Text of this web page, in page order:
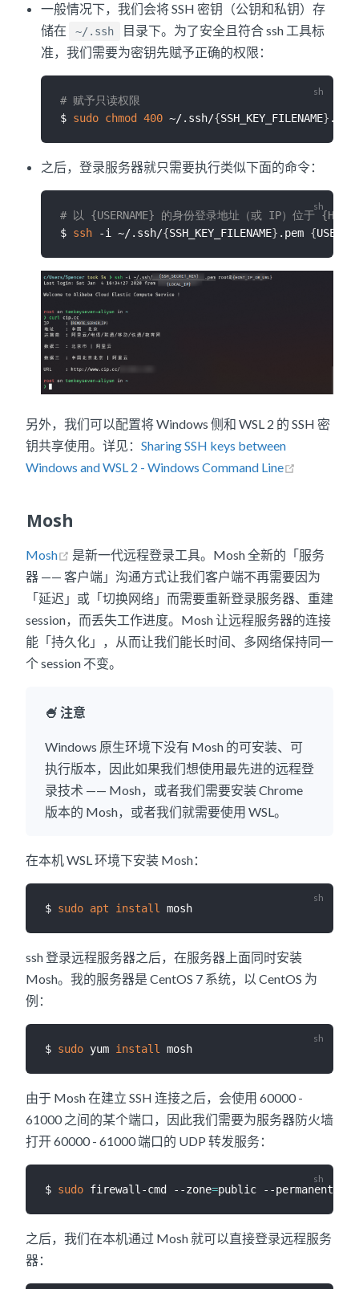
一般情况下，我们会将 SSH 密钥（公钥和私钥）存
储在
~/.ssh
目录下。为了安全且符合 ssh 工具标
准，我们需要为密钥先赋予正确的权限：
# 赋予只读权限
$ sudo chmod 400 ~/.ssh/{SSH_KEY_FILENAME}
之后，登录服务器就只需要执行类似下面的命令：
# 以 {USERNAME} 的身份登录地址（或 IP）位于
$ ssh -i ~/.ssh/{SSH_KEY_FILENAME} .pem {
另外，我们可以配置将 Windows 侧和 WSL 2 的 SSH 密
钥共享使用。详见： Sharing SSH keys between
Windows and WSL 2 - Windows Command Line
Mosh
Mosh
是新一代远程登录工具。Mosh 全新的「服务
器 —— 客户端」沟通方式让我们客户端不再需要因为
「延迟」或「切换网络」而需要重新登录服务器、重建
session，而丢失工作进度。Mosh 让远程服务器的连接
能「持久化」，从而让我们能长时间、多网络保持同一
个 session 不变。
🍧 注意
Windows 原生环境下没有 Mosh 的可安装、可
执行版本，因此如果我们想使用最先进的远程登
录技术 —— Mosh，或者我们需要安装 Chrome
版本的 Mosh，或者我们就需要使用 WSL。
在本机 WSL 环境下安装 Mosh：
$ sudo apt install
ssh 登录远程服务器之后，在服务器上面同时安装
Mosh。我的服务器是 CentOS 7 系统，以 CentOS 为
例：
$ sudo yum install
由于 Mosh 在建立 SSH 连接之后，会使用 60000 -
61000 之间的某个端口，因此我们需要为服务器防火墙
打开 60000 - 61000 端口的 UDP 转发服务：
$ sudo firewall-cmd --zone=public --permanent --
之后，我们在本机通过 Mosh 就可以直接登录远程服务
器：